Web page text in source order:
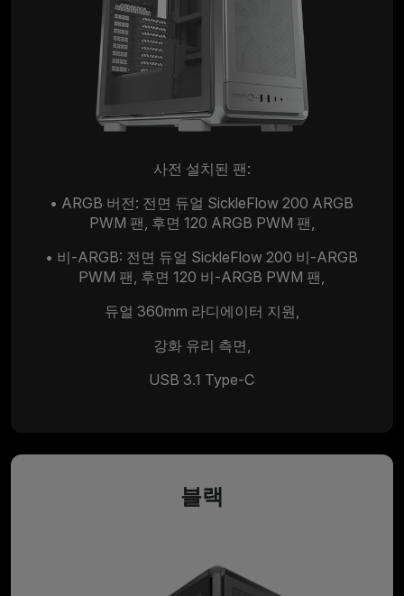
사전 설치된 팬:
• ARGB 버전: 전면 듀얼 SickleFlow 200 ARGB
PWM 팬, 후면 120 ARGB PWM 팬,
• 비-ARGB: 전면 듀얼 SickleFlow 200 비-ARGB
PWM 팬, 후면 120 비-ARGB PWM 팬,
듀얼 360mm 라디에이터 지원,
강화 유리 측면,
USB 3.1 Type-C
블랙